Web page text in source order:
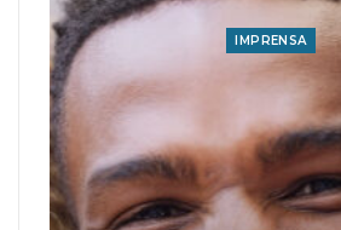
IMPRENSA